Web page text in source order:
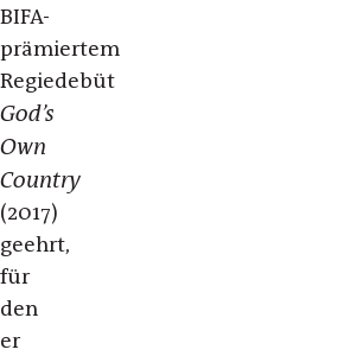
BIFA-
prämiertem
Regiedebüt
God’s
Own
Country
(2017)
geehrt,
für
den
er